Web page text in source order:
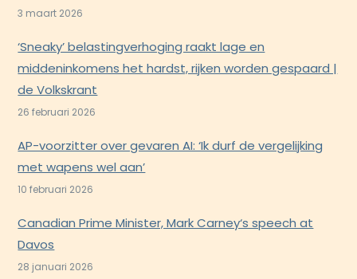
3 maart 2026
‘Sneaky’ belastingverhoging raakt lage en
middeninkomens het hardst, rijken worden gespaard |
de Volkskrant
26 februari 2026
AP-voorzitter over gevaren AI: ‘Ik durf de vergelijking
met wapens wel aan’
10 februari 2026
Canadian Prime Minister, Mark Carney‘s speech at
Davos
28 januari 2026